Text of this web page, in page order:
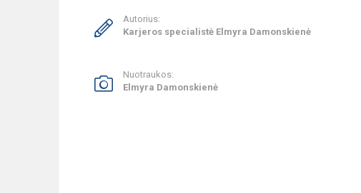
Autorius:
Karjeros specialistė Elmyra Damonskienė
Nuotraukos:
Elmyra Damonskienė